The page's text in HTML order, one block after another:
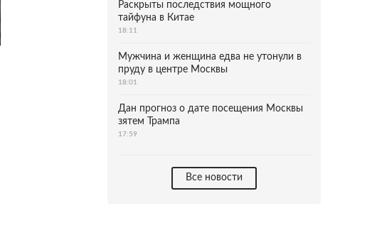
Раскрыты последствия мощного
тайфуна в Китае
18:11
Мужчина и женщина едва не утонули в
пруду в центре Москвы
18:01
Дан прогноз о дате посещения Москвы
зятем Трампа
17:59
Все новости